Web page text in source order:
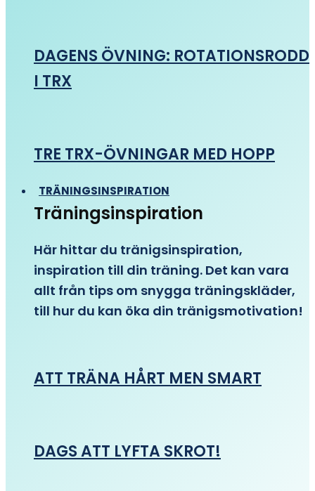
DAGENS ÖVNING: ROTATIONSRODD
I TRX
TRE TRX-ÖVNINGAR MED HOPP
TRÄNINGSINSPIRATION
Träningsinspiration
Här hittar du tränigsinspiration,
inspiration till din träning. Det kan vara
allt från tips om snygga träningskläder,
till hur du kan öka din tränigsmotivation!
ATT TRÄNA HÅRT MEN SMART
DAGS ATT LYFTA SKROT!